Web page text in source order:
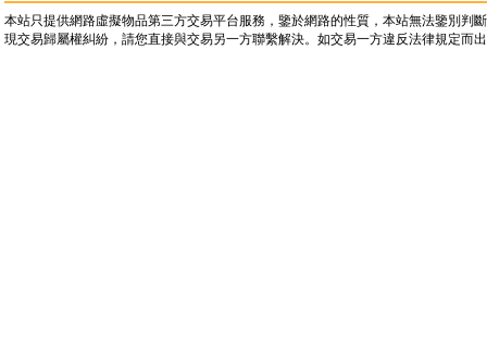
本站只提供網路虛擬物品第三方交易平台服務，鑒於網路的性質，本站無法鑒別
現交易歸屬權糾紛，請您直接與交易另一方聯繫解決。如交易一方違反法律規定